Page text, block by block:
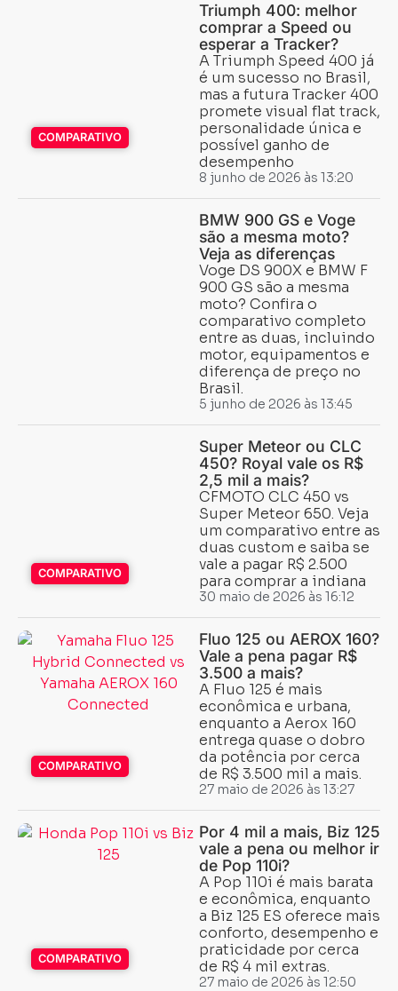
COMPARATIVO
Triumph 400: melhor
comprar a Speed ou
esperar a Tracker?
A Triumph Speed 400 já
é um sucesso no Brasil,
mas a futura Tracker 400
promete visual flat track,
personalidade única e
possível ganho de
desempenho
8 junho de 2026 às 13:20
BMW 900 GS e Voge
são a mesma moto?
Veja as diferenças
Voge DS 900X e BMW F
900 GS são a mesma
moto? Confira o
comparativo completo
entre as duas, incluindo
motor, equipamentos e
diferença de preço no
Brasil.
5 junho de 2026 às 13:45
COMPARATIVO
Super Meteor ou CLC
450? Royal vale os R$
2,5 mil a mais?
CFMOTO CLC 450 vs
Super Meteor 650. Veja
um comparativo entre as
duas custom e saiba se
vale a pagar R$ 2.500
para comprar a indiana
30 maio de 2026 às 16:12
COMPARATIVO
Fluo 125 ou AEROX 160?
Vale a pena pagar R$
3.500 a mais?
A Fluo 125 é mais
econômica e urbana,
enquanto a Aerox 160
entrega quase o dobro
da potência por cerca
de R$ 3.500 mil a mais.
27 maio de 2026 às 13:27
COMPARATIVO
Por 4 mil a mais, Biz 125
vale a pena ou melhor ir
de Pop 110i?
A Pop 110i é mais barata
e econômica, enquanto
a Biz 125 ES oferece mais
conforto, desempenho e
praticidade por cerca
de R$ 4 mil extras.
27 maio de 2026 às 12:50